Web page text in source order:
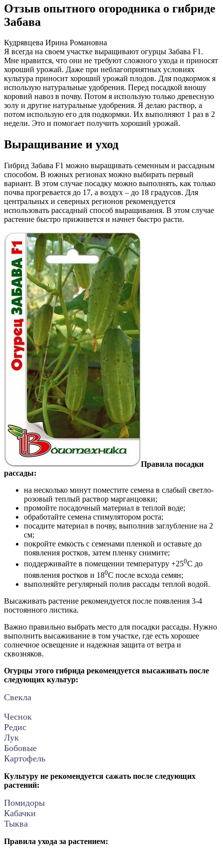
Отзыв опытного огородника о гибриде
Забава
Кудрявцева Ирина Романовна
Я всегда на своем участке выращивают огурцы Забава F1.
Мне нравится, что они не требуют сложного ухода и приносят
хороший урожай. Даже при неблагоприятных условиях
культура приносит хороший урожай плодов. Для подкормок я
использую натуральные удобрения. Перед посадкой вношу
коровий навоз в почву. Потом я использую только древесную
золу и другие натуральные удобрения. Я делаю раствор, а
потом использую его для подкормки. Их выполняют 1 раз в 2
недели. Это и помогает получить хороший урожай.
Выращивание и уход
Гибрид Забава F1 можно выращивать семенным и рассадным
способом. В южных регионах можно выбирать первый
вариант. В этом случае посадку можно выполнять, как только
почва прогревается до 17, а воздух – до 18 градусов. Для
центральных и северных регионов рекомендуется
использовать рассадный способ выращивания. В этом случае
растение быстро приживется и начнет быстро расти.
Правила посадки
рассады:
на несколько минут поместите семена в слабый светло-
розовый теплый раствор марганцовки;
промойте посадочный материал в теплой воде;
обработайте семена стимулятором роста;
посадите материал в почву, выполнив заглубление на 2
см;
покройте емкость с семенами пленкой и оставьте до
появления ростков, затем пленку снимите;
поддерживайте в помещении температуру +250С до
появления ростков и 180С после всхода семян;
выполняйте регулярный полив рассады теплой водой.
Высаживать растение рекомендуется после появления 3-4
постоянного листика.
Важно правильно выбрать место для посадки рассады. Нужно
выполнить высаживание в том участке, где есть хорошее
солнечное освещение и надежная защита от ветра и
сквозняков.
Огурцы этого гибрида рекомендуется высаживать после
следующих культур:
Свекла
Чеснок
Редис
Лук
Бобовые
Картофель
Культуру не рекомендуется сажать после следующих
растений:
Помидоры
Кабачки
Тыква
Правила ухода за растением: